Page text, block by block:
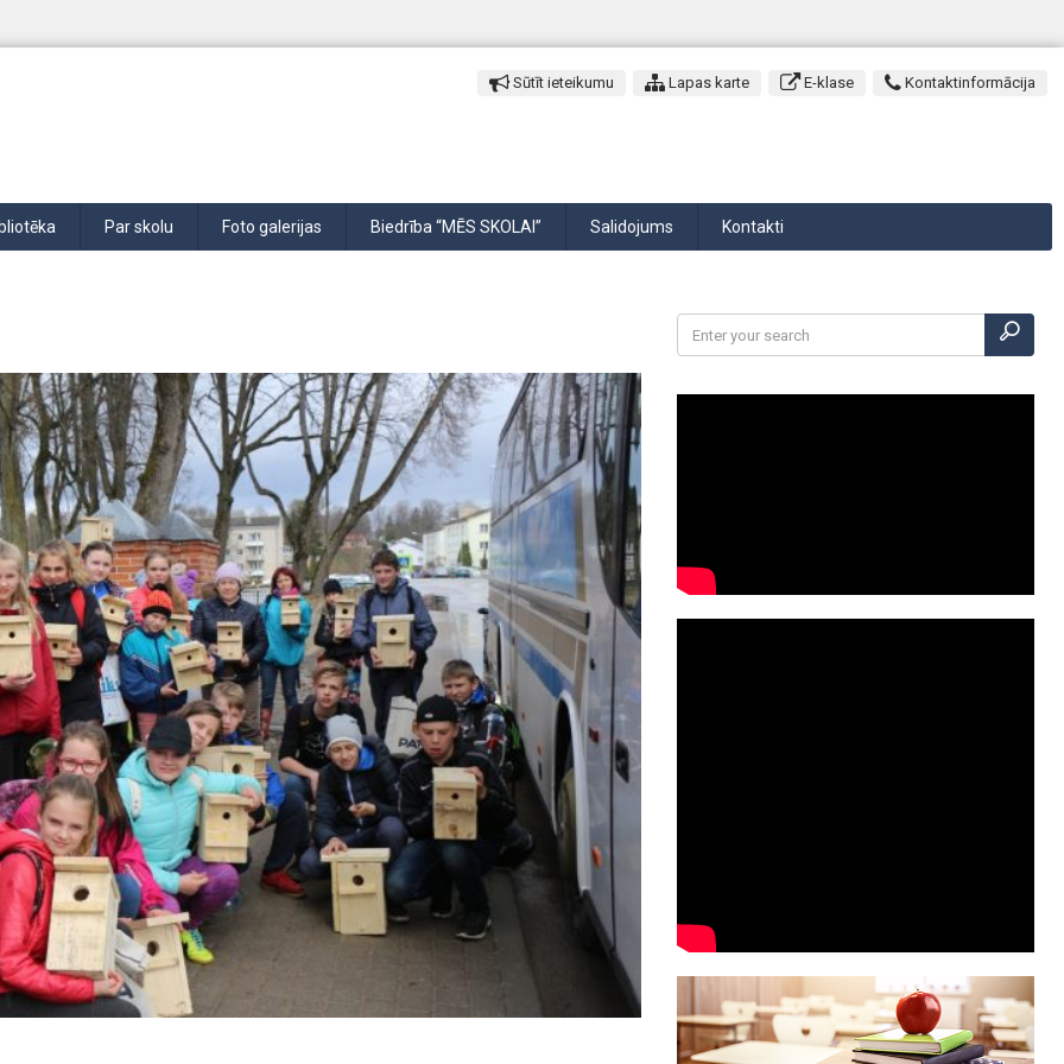
Sūtīt ieteikumu Lapas karte E-klase Kontaktinformācija
Par skolu Foto galerijas Biedrība “MĒS SKOLAI” Salidojums Kontakti